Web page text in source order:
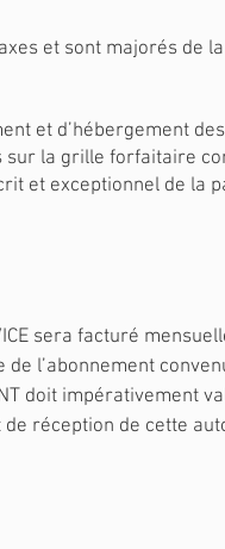
et sont majorés de
et d’hébergement
sur la grille forfaitaire
et exceptionnel de la
sera facturé
l’abonnement
doit impérativement
de réception de cette